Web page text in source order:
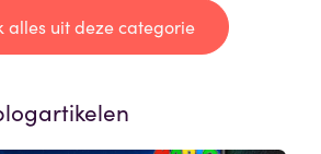
alles uit deze categorie